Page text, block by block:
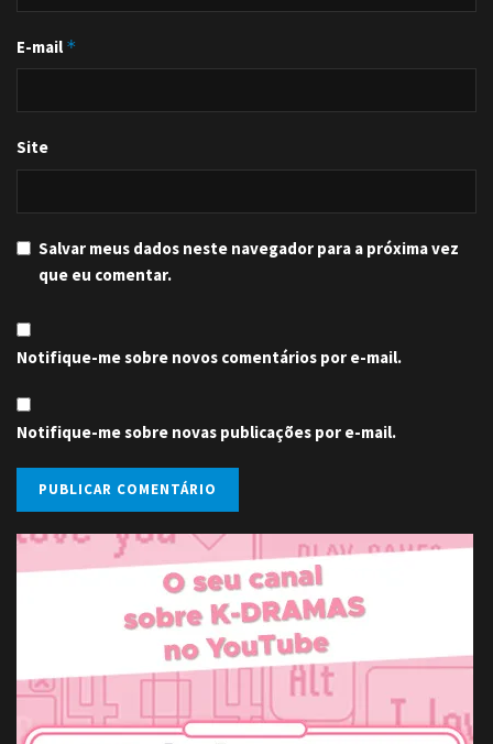
E-mail *
Site
Salvar meus dados neste navegador para a próxima vez
que eu comentar.
Notifique-me sobre novos comentários por e-mail.
Notifique-me sobre novas publicações por e-mail.